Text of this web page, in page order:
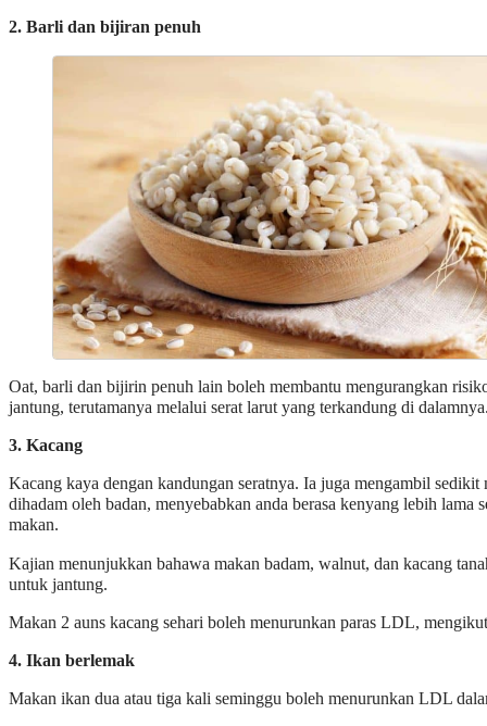
2. Barli dan bijiran penuh
Oat, barli dan bijirin penuh lain boleh membantu mengurangkan
jantung, terutamanya melalui serat larut yang terkandung di
3. Kacang
Kacang kaya dengan kandungan seratnya. Ia juga mengambil sedikit
dihadam oleh badan, menyebabkan anda berasa kenyang lebih lama
makan.
Kajian menunjukkan bahawa makan badam, walnut, dan kacang
untuk jantung.
Makan 2 auns kacang sehari boleh menurunkan paras LDL,
4. Ikan berlemak
Makan ikan dua atau tiga kali seminggu boleh menurunkan LDL